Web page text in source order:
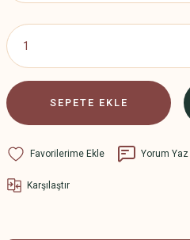
SEPETE EKLE
Yorum Yaz
Karşılaştır